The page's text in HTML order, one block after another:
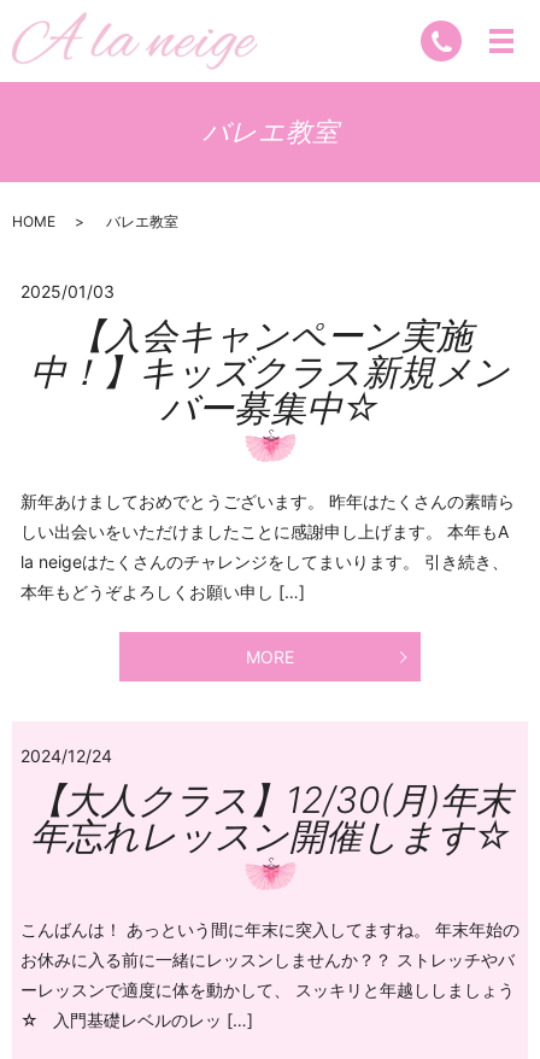
バレエ教室
HOME バレエ教室
2025/01/03
【入会キャンペーン実施
中！】キッズクラス新規メン
バー募集中☆
新年あけましておめでとうございます。 昨年はたくさんの素晴ら
しい出会いをいただけましたことに感謝申し上げます。 本年もA
la neigeはたくさんのチャレンジをしてまいります。 引き続き、
本年もどうぞよろしくお願い申し […]
MORE
2024/12/24
【大人クラス】12/30(月)年末
年忘れレッスン開催します☆
こんばんは！ あっという間に年末に突入してますね。 年末年始の
お休みに入る前に一緒にレッスンしませんか？？ ストレッチやバ
ーレッスンで適度に体を動かして、 スッキリと年越ししましょう
☆ 入門基礎レベルのレッ […]